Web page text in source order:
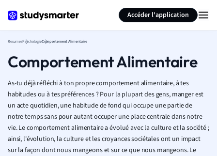
Accéder l'application
ResumesPsychologieComportement Alimentaire
Comportement Alimentaire
As-tu déjà réfléchi à ton propre comportement alimentaire, à tes
habitudes ou à tes préférences ? Pour la plupart des gens, manger est
un acte quotidien, une habitude de fond qui occupe une partie de
notre temps sans pour autant occuper une place centrale dans notre
vie. Le comportement alimentaire a évolué avec la culture et la société ;
ainsi, l'évolution, la culture et les croyances sociétales ont un impact
sur la façon dont nous mangeons et sur ce que nous mangeons. Le
Résumer la page